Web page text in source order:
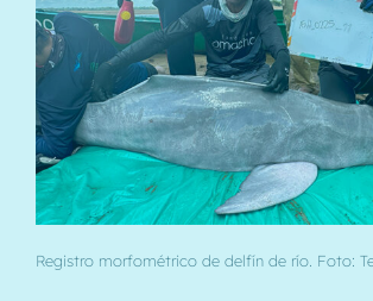
Registro morfométrico de delfín de río. Foto: